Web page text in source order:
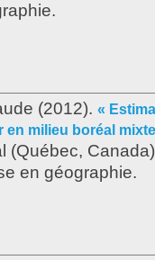
(2012). «
milieu boréal
(Québec,
en géographie.